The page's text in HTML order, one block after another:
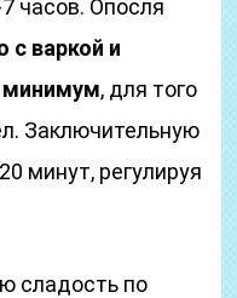
часов. Опосля
с варкой и
минимум, для того
Заключительную
минут, регулируя
сладость по